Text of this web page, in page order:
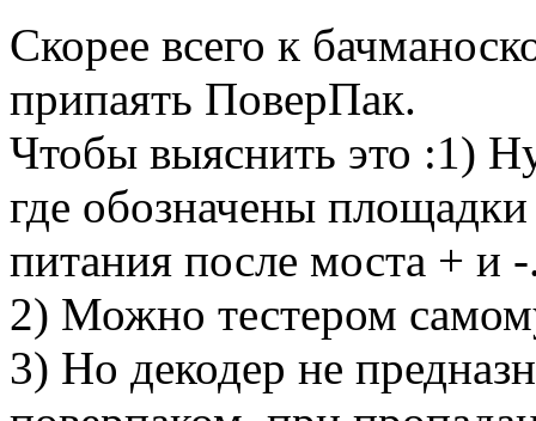
Скорее всего к
припаять ПоверПак.
Чтобы выяснить это :1)
где обозначены
питания после моста + и
2) Можно тестером
3) Но декодер не